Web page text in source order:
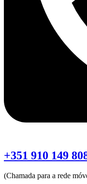
+351 910 149
(Chamada para a rede